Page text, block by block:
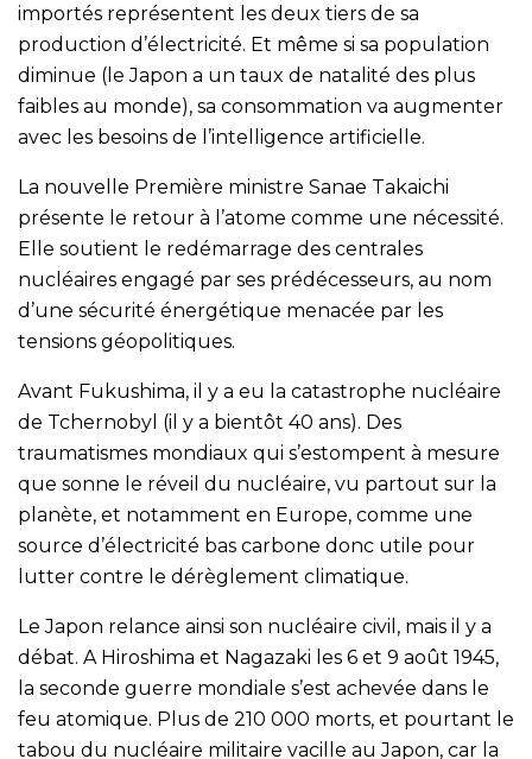
importés représentent les deux tiers de sa
production d’électricité. Et même si sa population
diminue (le Japon a un taux de natalité des plus
faibles au monde), sa consommation va augmenter
avec les besoins de l’intelligence artificielle.
La nouvelle Première ministre Sanae Takaichi
présente le retour à l’atome comme une nécessité.
Elle soutient le redémarrage des centrales
nucléaires engagé par ses prédécesseurs, au nom
d’une sécurité énergétique menacée par les
tensions géopolitiques.
Avant Fukushima, il y a eu la catastrophe nucléaire
de Tchernobyl (il y a bientôt 40 ans). Des
traumatismes mondiaux qui s’estompent à mesure
que sonne le réveil du nucléaire, vu partout sur la
planète, et notamment en Europe, comme une
source d’électricité bas carbone donc utile pour
lutter contre le dérèglement climatique.
Le Japon relance ainsi son nucléaire civil, mais il y a
débat. A Hiroshima et Nagazaki les 6 et 9 août 1945,
la seconde guerre mondiale s’est achevée dans le
feu atomique. Plus de 210 000 morts, et pourtant le
tabou du nucléaire militaire vacille au Japon, car la